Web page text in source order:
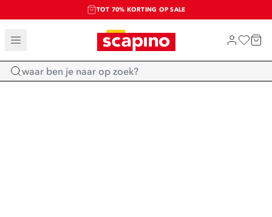
TOT 70% KORTING OP SALE
SALE: LAATSTE KANS!
SHOP NIEUW
Home